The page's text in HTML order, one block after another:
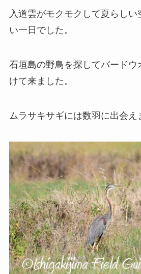
入道雲がモクモクして夏らし
い一日でした。
石垣島の野鳥を探してバードウ
けて来ました。
ムラサキサギには数羽に出会え